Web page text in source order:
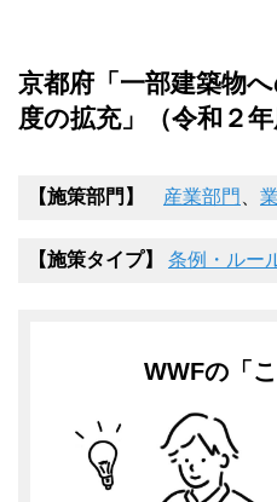
京都府「一部建築物
度の拡充」（令和２年
【施策部門】 産業部門
【施策タイプ】 条例・ルー
WWFの「こ